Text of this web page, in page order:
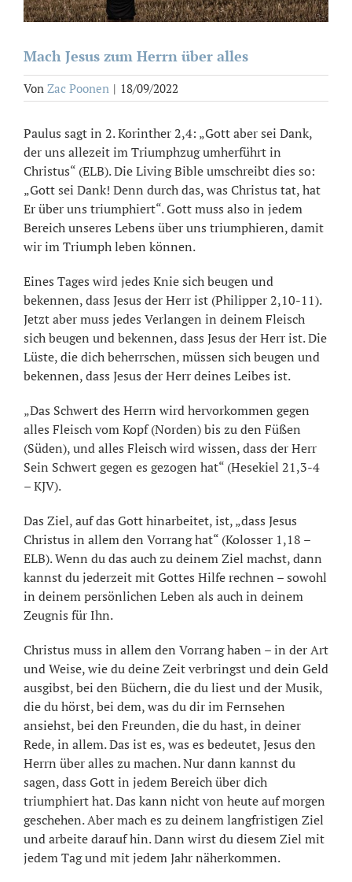
Mach Jesus zum Herrn über alles
Von Zac Poonen | 18/09/2022
Paulus sagt in 2. Korinther 2,4: „Gott aber sei Dank,
der uns allezeit im Triumphzug umherführt in
Christus“ (ELB). Die Living Bible umschreibt dies so:
„Gott sei Dank! Denn durch das, was Christus tat, hat
Er über uns triumphiert“. Gott muss also in jedem
Bereich unseres Lebens über uns triumphieren, damit
wir im Triumph leben können.
Eines Tages wird jedes Knie sich beugen und
bekennen, dass Jesus der Herr ist (Philipper 2,10-11).
Jetzt aber muss jedes Verlangen in deinem Fleisch
sich beugen und bekennen, dass Jesus der Herr ist. Die
Lüste, die dich beherrschen, müssen sich beugen und
bekennen, dass Jesus der Herr deines Leibes ist.
„Das Schwert des Herrn wird hervorkommen gegen
alles Fleisch vom Kopf (Norden) bis zu den Füßen
(Süden), und alles Fleisch wird wissen, dass der Herr
Sein Schwert gegen es gezogen hat“ (Hesekiel 21,3-4
– KJV).
Das Ziel, auf das Gott hinarbeitet, ist, „dass Jesus
Christus in allem den Vorrang hat“ (Kolosser 1,18 –
ELB). Wenn du das auch zu deinem Ziel machst, dann
kannst du jederzeit mit Gottes Hilfe rechnen – sowohl
in deinem persönlichen Leben als auch in deinem
Zeugnis für Ihn.
Christus muss in allem den Vorrang haben – in der Art
und Weise, wie du deine Zeit verbringst und dein Geld
ausgibst, bei den Büchern, die du liest und der Musik,
die du hörst, bei dem, was du dir im Fernsehen
ansiehst, bei den Freunden, die du hast, in deiner
Rede, in allem. Das ist es, was es bedeutet, Jesus den
Herrn über alles zu machen. Nur dann kannst du
sagen, dass Gott in jedem Bereich über dich
triumphiert hat. Das kann nicht von heute auf morgen
geschehen. Aber mach es zu deinem langfristigen Ziel
und arbeite darauf hin. Dann wirst du diesem Ziel mit
jedem Tag und mit jedem Jahr näherkommen.